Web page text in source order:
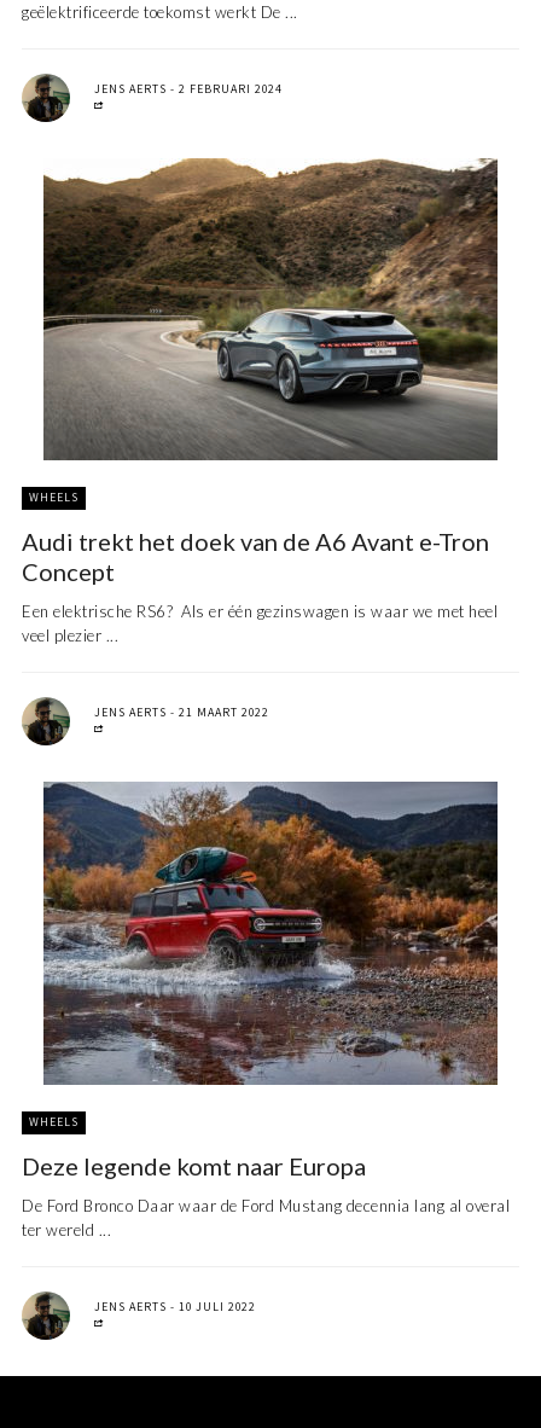
geëlektrificeerde toekomst werkt De ...
JENS AERTS 2 FEBRUARI 2024
WHEELS
Audi trekt het doek van de A6 Avant e-Tron
Concept
Een elektrische RS6? Als er één gezinswagen is waar we met heel
veel plezier ...
JENS AERTS 21 MAART 2022
WHEELS
Deze legende komt naar Europa
De Ford Bronco Daar waar de Ford Mustang decennia lang al overal
ter wereld ...
JENS AERTS 10 JULI 2022